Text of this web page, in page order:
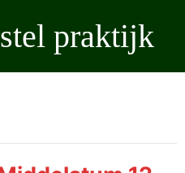
praktijk